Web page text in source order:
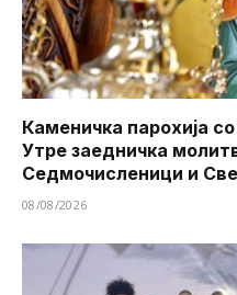
Каменичка парохија
Утре заедничка
Седмочисленици и
08/08/2026